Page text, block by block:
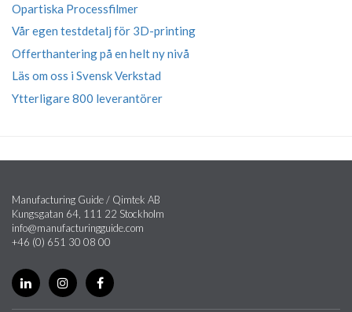
Opartiska Processfilmer
Vår egen testdetalj för 3D-printing
Offerthantering på en helt ny nivå
Läs om oss i Svensk Verkstad
Ytterligare 800 leverantörer
Manufacturing Guide / Qimtek AB
Kungsgatan 64, 111 22 Stockholm
info@manufacturingguide.com
+46 (0) 651 30 08 00